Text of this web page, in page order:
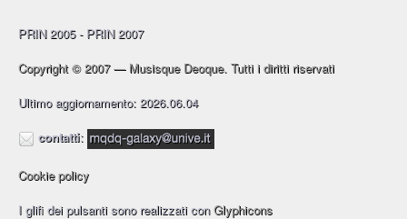
PRIN 2005 - PRIN 2007
Copyright © 2007 — Musisque Deoque. Tutti i diritti riservati
Ultimo aggiornamento: 2026.06.04
contatti:
Cookie policy
I glifi dei pulsanti sono realizzati conGlyphicons